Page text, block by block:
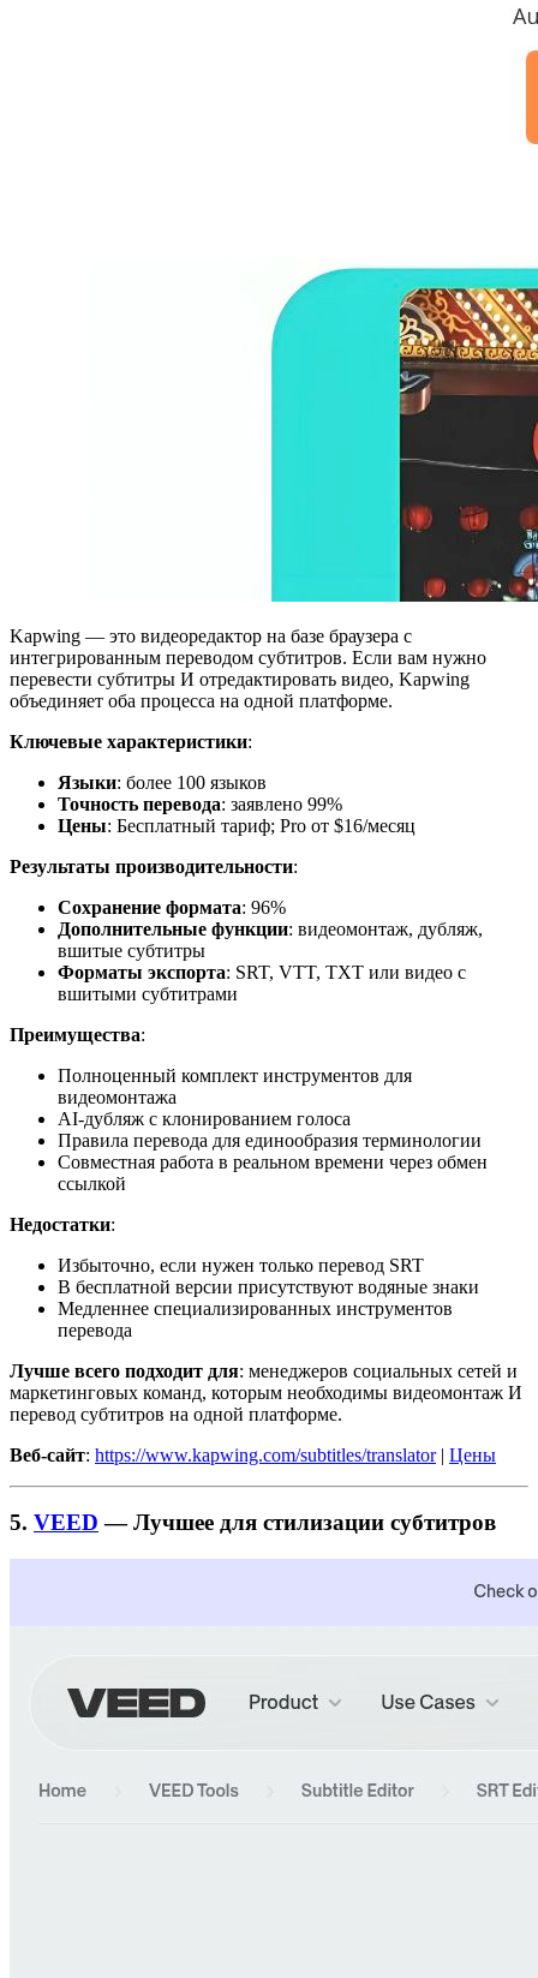
Kapwing — это видеоредактор на базе браузера с
интегрированным переводом субтитров. Если вам нужно
перевести субтитры И отредактировать видео, Kapwing
объединяет оба процесса на одной платформе.
Ключевые характеристики:
Языки: более 100 языков
Точность перевода: заявлено 99%
Цены: Бесплатный тариф; Pro от $16/месяц
Результаты производительности:
Сохранение формата: 96%
Дополнительные функции: видеомонтаж, дубляж,
вшитые субтитры
Форматы экспорта: SRT, VTT, TXT или видео с
вшитыми субтитрами
Преимущества:
Полноценный комплект инструментов для
видеомонтажа
AI-дубляж с клонированием голоса
Правила перевода для единообразия терминологии
Совместная работа в реальном времени через обмен
ссылкой
Недостатки:
Избыточно, если нужен только перевод SRT
В бесплатной версии присутствуют водяные знаки
Медленнее специализированных инструментов
перевода
Лучше всего подходит для: менеджеров социальных сетей и
маркетинговых команд, которым необходимы видеомонтаж И
перевод субтитров на одной платформе.
Веб-сайт: https://www.kapwing.com/subtitles/translator| Цены
5. VEED — Лучшее для стилизации субтитров